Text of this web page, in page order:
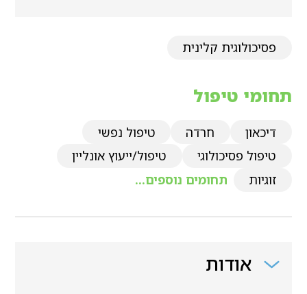
פסיכולוגית קלינית
תחומי טיפול
דיכאון חרדה
טיפול נפשי
טיפול פסיכולוגי
טיפול/ייעוץ אונליין
זוגיות
תחומים נוספים...
אודות